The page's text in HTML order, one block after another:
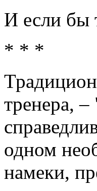
И если бы
* * *
тренера,
одном
намеки,